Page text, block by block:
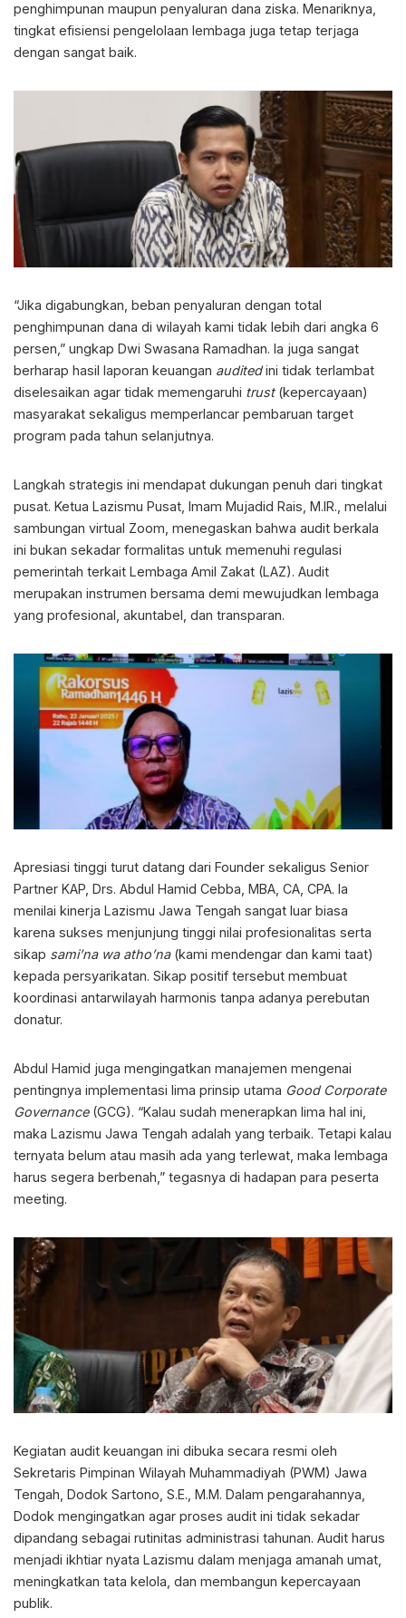
penghimpunan maupun penyaluran dana ziska. Menariknya,
tingkat efisiensi pengelolaan lembaga juga tetap terjaga
dengan sangat baik.
“Jika digabungkan, beban penyaluran dengan total
penghimpunan dana di wilayah kami tidak lebih dari angka 6
persen,” ungkap Dwi Swasana Ramadhan. Ia juga sangat
berharap hasil laporan keuangan auditedini tidak terlambat
diselesaikan agar tidak memengaruhi trust(kepercayaan)
masyarakat sekaligus memperlancar pembaruan target
program pada tahun selanjutnya.
Langkah strategis ini mendapat dukungan penuh dari tingkat
pusat. Ketua Lazismu Pusat, Imam Mujadid Rais, M.IR., melalui
sambungan virtual Zoom, menegaskan bahwa audit berkala
ini bukan sekadar formalitas untuk memenuhi regulasi
pemerintah terkait Lembaga Amil Zakat (LAZ). Audit
merupakan instrumen bersama demi mewujudkan lembaga
yang profesional, akuntabel, dan transparan.
Apresiasi tinggi turut datang dari Founder sekaligus Senior
Partner KAP, Drs. Abdul Hamid Cebba, MBA, CA, CPA. Ia
menilai kinerja Lazismu Jawa Tengah sangat luar biasa
karena sukses menjunjung tinggi nilai profesionalitas serta
sikap sami’na wa atho’na(kami mendengar dan kami taat)
kepada persyarikatan. Sikap positif tersebut membuat
koordinasi antarwilayah harmonis tanpa adanya perebutan
donatur.
Abdul Hamid juga mengingatkan manajemen mengenai
pentingnya implementasi lima prinsip utama Good Corporate
Governance(GCG). “Kalau sudah menerapkan lima hal ini,
maka Lazismu Jawa Tengah adalah yang terbaik. Tetapi kalau
ternyata belum atau masih ada yang terlewat, maka lembaga
harus segera berbenah,” tegasnya di hadapan para peserta
meeting.
Kegiatan audit keuangan ini dibuka secara resmi oleh
Sekretaris Pimpinan Wilayah Muhammadiyah (PWM) Jawa
Tengah, Dodok Sartono, S.E., M.M. Dalam pengarahannya,
Dodok mengingatkan agar proses audit ini tidak sekadar
dipandang sebagai rutinitas administrasi tahunan. Audit harus
menjadi ikhtiar nyata Lazismu dalam menjaga amanah umat,
meningkatkan tata kelola, dan membangun kepercayaan
publik.